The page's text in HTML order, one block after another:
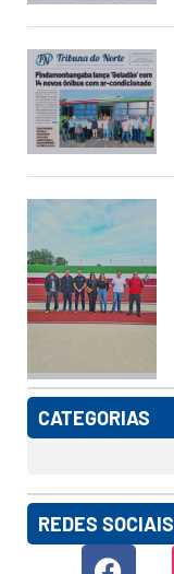
CATEGORIAS
REDES SOCIAIS